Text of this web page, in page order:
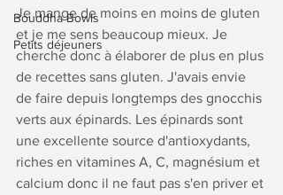
Bouddha Bowls
Petits déjeuners
Je mange de moins en moins de gluten
et je me sens beaucoup mieux. Je
cherche donc à élaborer de plus en plus
de recettes sans gluten. J'avais envie
de faire depuis longtemps des gnocchis
verts aux épinards. Les épinards sont
une excellente source d'antioxydants,
riches en vitamines A, C, magnésium et
calcium donc il ne faut pas s'en priver et